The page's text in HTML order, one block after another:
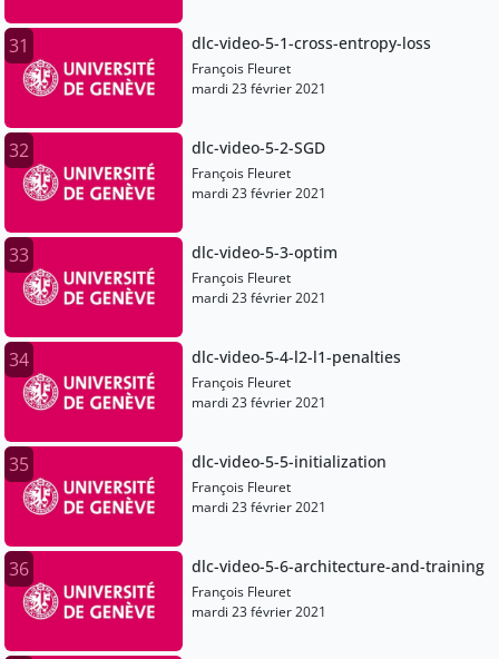
31 dlc-video-5-1-cross-entropy-loss
François Fleuret
mardi 23 février 2021
32 dlc-video-5-2-SGD
François Fleuret
mardi 23 février 2021
33 dlc-video-5-3-optim
François Fleuret
mardi 23 février 2021
34 dlc-video-5-4-l2-l1-penalties
François Fleuret
mardi 23 février 2021
35 dlc-video-5-5-initialization
François Fleuret
mardi 23 février 2021
36 dlc-video-5-6-architecture-and-training
François Fleuret
mardi 23 février 2021